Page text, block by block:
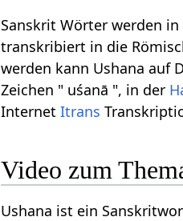
Sanskrit Wörter werden
transkribiert in die
werden kann Ushana auf
Zeichen " uśanā ", in der
InternetItrans
Video zum
Ushana ist ein